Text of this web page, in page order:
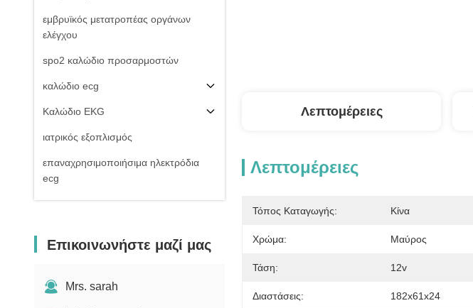
εμβρυϊκός μετατροπέας οργάνων
ελέγχου
spo2 καλώδιο προσαρμοστών
καλώδιο ecg
Καλώδιο EKG
ιατρικός εξοπλισμός
επαναχρησιμοποιήσιμα ηλεκτρόδια
ecg
Της εισβολής καλώδιο πίεσης του
μη της εισβολής μανσέτα πίεσης του
Εξαρτήματα εξοπλισμού
Επικοινωνήστε μαζί μας
Mrs. sarah
Λεπτομέρειες
Λεπτομέρειες
Τόπος Καταγωγής: Κίνα
Χρώμα: Μαύρος
Τάση: 12v
Διαστάσεις: 182x61x24